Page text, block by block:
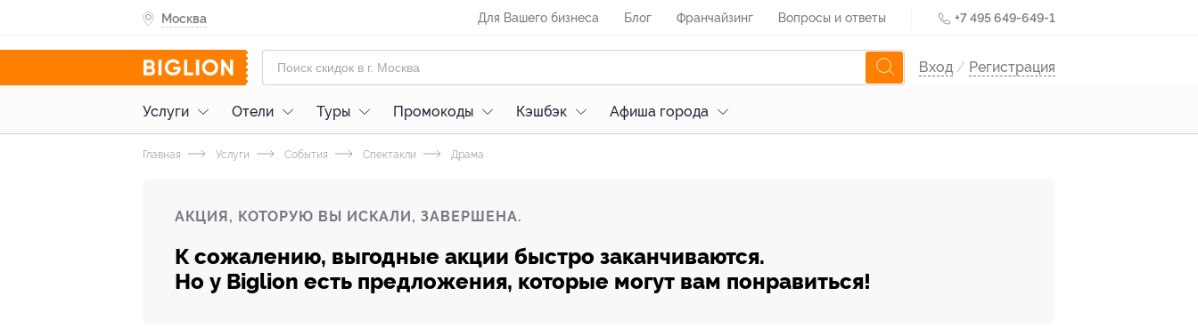
Москва Для Вашего бизнеса Блог Франчайзинг Вопросы и ответы +7 495 649-649-1
Вход / Регистрация
Услуги Отели Туры Промокоды Кэшбэк Афиша города
Главная Услуги События Спектакли Драма
АКЦИЯ, КОТОРУЮ ВЫ ИСКАЛИ, ЗАВЕРШЕНА.
К сожалению, выгодные акции быстро заканчиваются.
Но у Biglion есть предложения, которые могут вам понравиться!